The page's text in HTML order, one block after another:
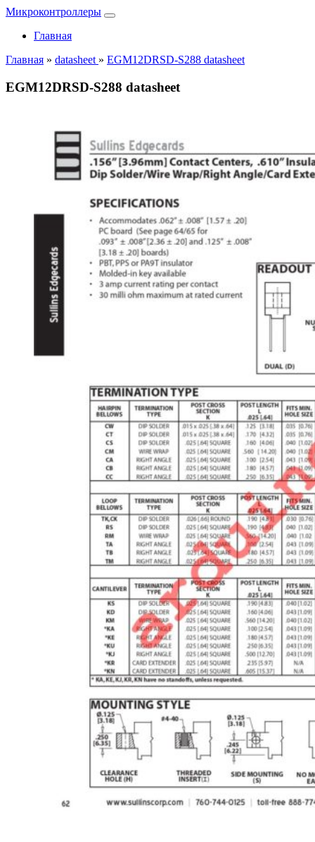
Микроконтроллеры
Главная
Главная » datasheet » EGM12DRSD-S288 datasheet
EGM12DRSD-S288 datasheet